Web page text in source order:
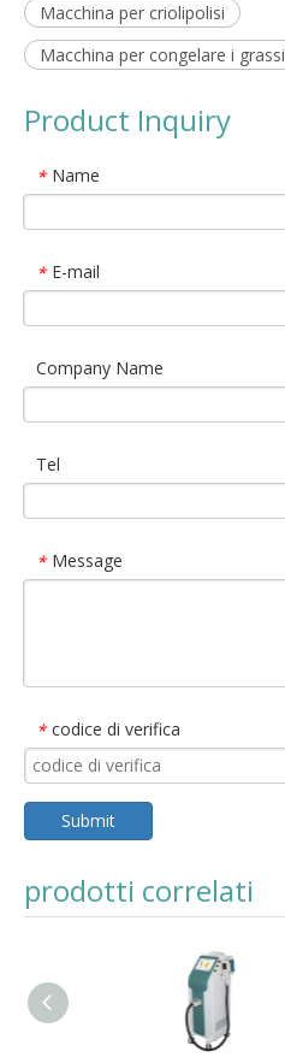
Macchina per criolipolisi
Macchina per congelare i grassi
Product Inquiry
* Name
* E-mail
Company Name
Tel
* Message
* codice di verifica
Submit
prodotti correlati